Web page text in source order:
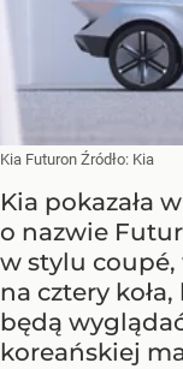
Kia Futuron Źródło: Kia
Kia pokazała
o nazwie
w stylu coupé,
na cztery
będą
koreańskiej